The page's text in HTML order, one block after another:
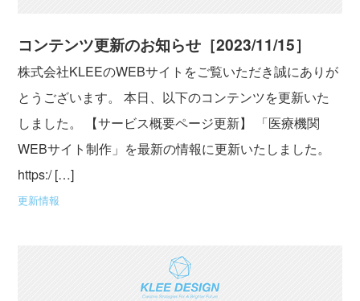
コンテンツ更新のお知らせ［2023/11/15］
株式会社KLEEのWEBサイトをご覧いただき誠にありが
とうございます。 本日、以下のコンテンツを更新いた
しました。 【サービス概要ページ更新】 「医療機関
WEBサイト制作」を最新の情報に更新いたしました。
https:/ […]
更新情報